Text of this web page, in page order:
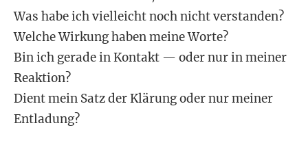
Was habe ich vielleicht noch nicht verstanden?
Welche Wirkung haben meine Worte?
Bin ich gerade in Kontakt — oder nur in meiner
Reaktion?
Dient mein Satz der Klärung oder nur meiner
Entladung?